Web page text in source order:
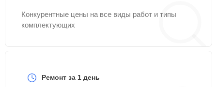
Конкурентные цены на все виды работ и типы
комплектующих
Ремонт за 1 день